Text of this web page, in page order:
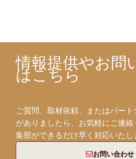
情報提供やお問
はこちら
ご質問、取材依頼、またはパー
がありましたら、お気軽にご連
集部ができるだけ早く対応いたし
お問い合わせ